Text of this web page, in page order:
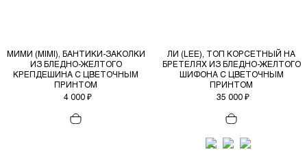
МИМИ (MIMI), БАНТИКИ-ЗАКОЛКИ
ИЗ БЛЕДНО-ЖЕЛТОГО
КРЕПДЕШИНА С ЦВЕТОЧНЫМ
ПРИНТОМ
4 000 ₽
ЛИ (LEE), ТОП КОРСЕТНЫЙ НА
БРЕТЕЛЯХ ИЗ БЛЕДНО-ЖЕЛТОГО
ШИФОНА С ЦВЕТОЧНЫМ
ПРИНТОМ
35 000 ₽